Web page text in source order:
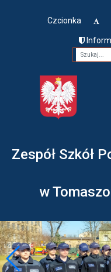
Czcionka
Fraza
Zespół Szkół
w